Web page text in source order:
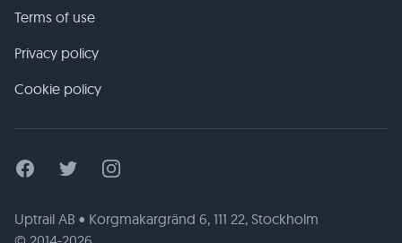
Terms of use
Privacy policy
Cookie policy
FacebookTwitter Instagram
Uptrail AB • Korgmakargränd 6, 111 22, Stockholm